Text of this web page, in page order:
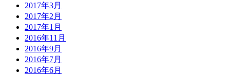
2017年3月
2017年2月
2017年1月
2016年11月
2016年9月
2016年7月
2016年6月